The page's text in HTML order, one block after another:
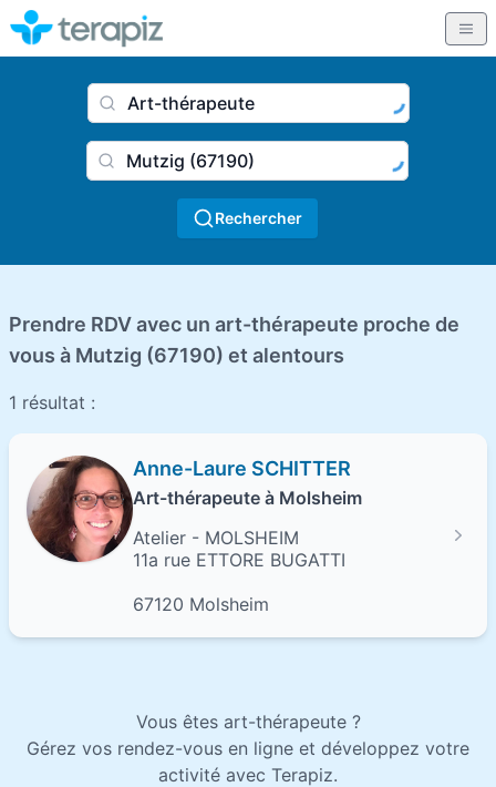
Nom du praticien, profession
Ville
Rechercher
Prendre RDV avec un art-thérapeute proche de
vous à Mutzig (67190) et alentours
1 résultat :
Anne-Laure SCHITTER
Art-thérapeute à Molsheim
Atelier - MOLSHEIM
11a rue ETTORE BUGATTI
67120 Molsheim
Vous êtes art-thérapeute ?
Gérez vos rendez-vous en ligne et développez votre
activité avec Terapiz.